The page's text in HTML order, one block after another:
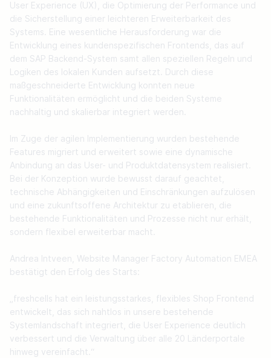
User Experience (UX), die Optimierung der Performance und
die Sicherstellung einer leichteren Erweiterbarkeit des
Systems. Eine wesentliche Herausforderung war die
Entwicklung eines kundenspezifischen Frontends, das auf
dem SAP Backend-System samt allen speziellen Regeln und
Logiken des lokalen Kunden aufsetzt. Durch diese
maßgeschneiderte Entwicklung konnten neue
Funktionalitäten ermöglicht und die beiden Systeme
nachhaltig und skalierbar integriert werden.
Im Zuge der agilen Implementierung wurden bestehende
Features migriert und erweitert sowie eine dynamische
Anbindung an das User- und Produktdatensystem realisiert.
Bei der Konzeption wurde bewusst darauf geachtet,
technische Abhängigkeiten und Einschränkungen aufzulösen
und eine zukunftsoffene Architektur zu etablieren, die
bestehende Funktionalitäten und Prozesse nicht nur erhält,
sondern flexibel erweiterbar macht.
Andrea Intveen, Website Manager Factory Automation EMEA
bestätigt den Erfolg des Starts:
„freshcells hat ein leistungsstarkes, flexibles Shop Frontend
entwickelt, das sich nahtlos in unsere bestehende
Systemlandschaft integriert, die User Experience deutlich
verbessert und die Verwaltung über alle 20 Länderportale
hinweg vereinfacht.“